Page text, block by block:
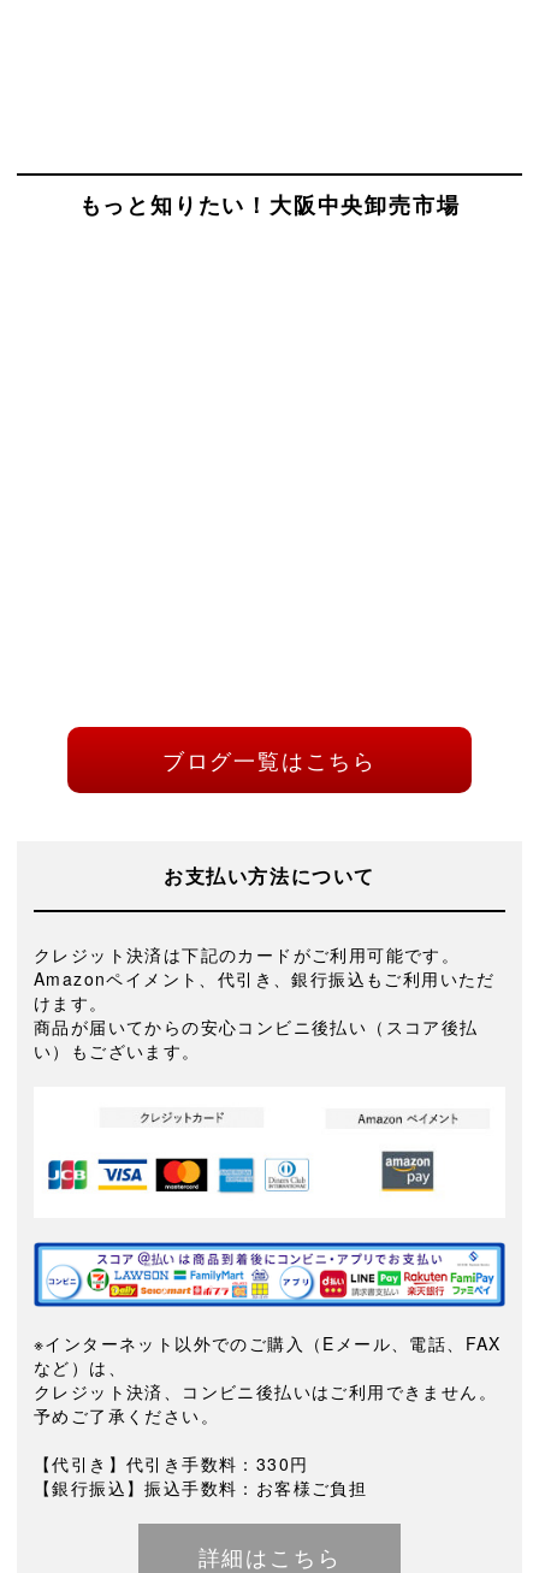
もっと知りたい！大阪中央卸売市場
ブログ一覧はこちら
お支払い方法について
クレジット決済は下記のカードがご利用可能です。
Amazonペイメント、代引き、銀行振込もご利用いただ
けます。
商品が届いてからの安心コンビニ後払い（スコア後払
い）もございます。
※インターネット以外でのご購入（Eメール、電話、FAX
など）は、
クレジット決済、コンビニ後払いはご利用できません。
予めご了承ください。
【代引き】代引き手数料：330円
【銀行振込】振込手数料：お客様ご負担
詳細はこちら